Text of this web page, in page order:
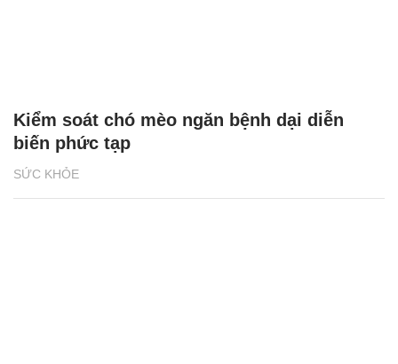
SỨC KHỎE
Kiểm soát chó mèo ngăn bệnh dại diễn
biến phức tạp